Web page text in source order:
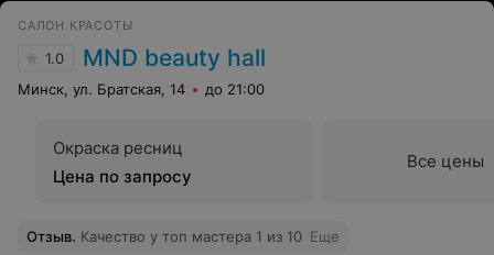
САЛОН КРАСОТЫ
1.0 MND beauty hall
Минск, ул. Братская, 14 до 21:00
Окраска ресниц
Цена по запросу
Все цены
Отзыв. Качество у топ мастера 1 из 10 Еще